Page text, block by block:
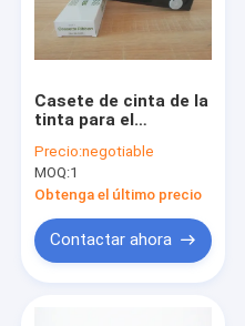
Casete de cinta de la
tinta para el
DE TELA DE
ALGODÓN 84-0055
Precio:negotiable
MOQ:1
Obtenga el último precio
Contactar ahora